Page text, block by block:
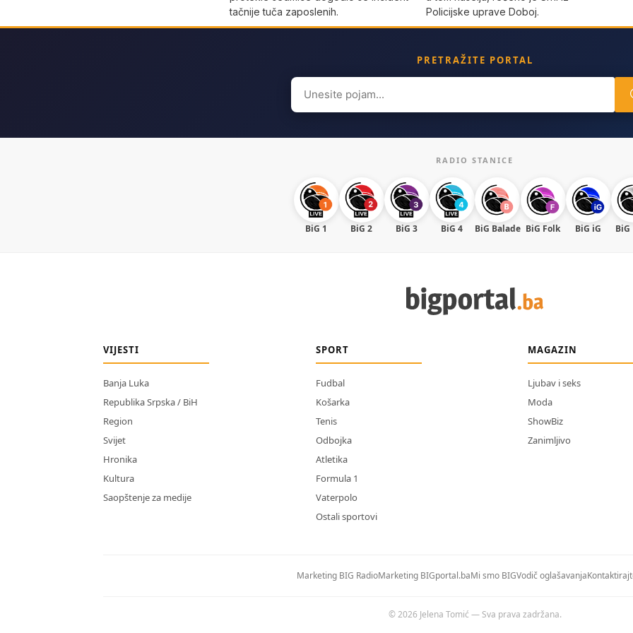
tačnije tuča zaposlenih.
Policijske uprave Doboj.
PRETRAŽITE PORTAL
Search
for:
RADIO STANICE
BiG 1 BiG 2 BiG 3 BiG 4 BiG Balade BiG Folk BiG iG BiG
VIJESTI
Banja Luka
Republika Srpska / BiH
Region
Svijet
Hronika
Kultura
Saopštenje za medije
SPORT
Fudbal
Košarka
Tenis
Odbojka
Atletika
Formula 1
Vaterpolo
Ostali sportovi
MAGAZIN
Ljubav i seks
Moda
ShowBiz
Zanimljivo
Marketing BIG RadioMarketing BIGportal.baMi smo BIGVodič oglašavanja
© 2026 Jelena Tomić — Sva prava zadržana.